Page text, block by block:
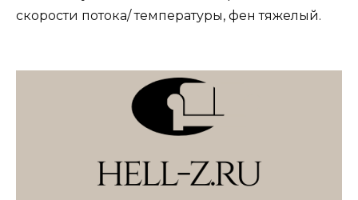
скорости потока/ температуры, фен тяжелый.